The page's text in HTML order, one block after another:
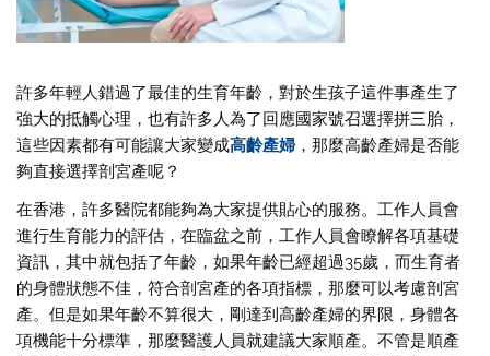
許多年輕人錯過了最佳的生育年齡，對於生孩子這件事產生了
強大的抵觸心理，也有許多人為了回應國家號召選擇拼三胎，
這些因素都有可能讓大家變成高齡產婦 ，那麼高齡產婦是否能
夠直接選擇剖宮產呢？
在香港，許多醫院都能夠為大家提供貼心的服務。工作人員會
進行生育能力的評估，在臨盆之前，工作人員會瞭解各項基礎
資訊，其中就包括了年齡，如果年齡已經超過35歲，而生育者
的身體狀態不佳，符合剖宮產的各項指標，那麼可以考慮剖宮
產。但是如果年齡不算很大，剛達到高齡產婦的界限，身體各
項機能十分標準，那麼醫護人員就建議大家順產。不管是順產